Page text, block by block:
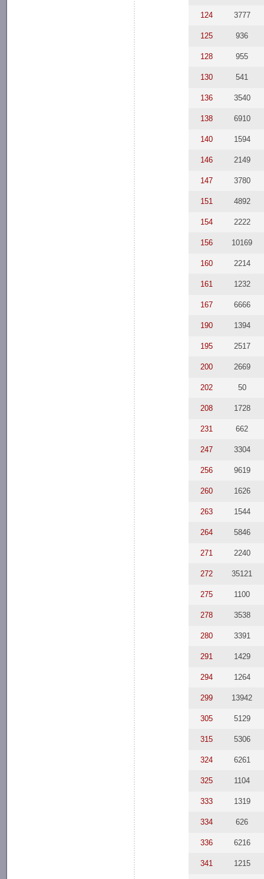
124 3777
125 936
128 955
130 541
136 3540
138 6910
140 1594
146 2149
147 3780
151 4892
154 2222
156 10169
160 2214
161 1232
167 6666
190 1394
195 2517
200 2669
202 50
208 1728
231 662
247 3304
256 9619
260 1626
263 1544
264 5846
271 2240
272 35121
275 1100
278 3538
280 3391
291 1429
294 1264
299 13942
305 5129
315 5306
324 6261
325 1104
333 1319
334 626
336 6216
341 1215